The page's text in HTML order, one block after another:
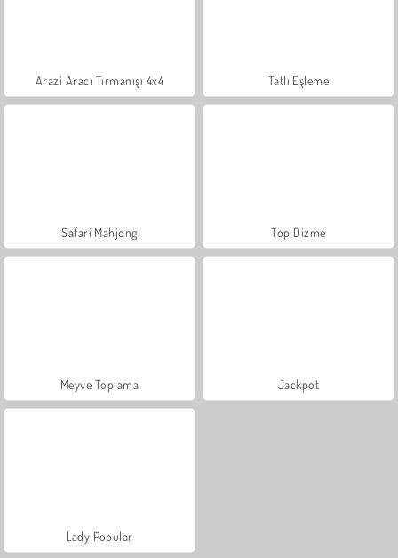
Arazi Aracı Tırmanışı 4x4 Tatlı Eşleme
Safari Mahjong Top Dizme
Meyve Toplama Jackpot
Lady Popular